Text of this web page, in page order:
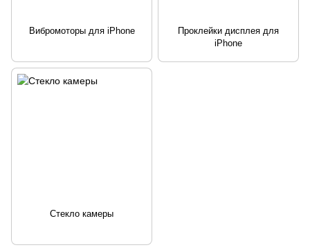
Вибромоторы для iPhone
Проклейки дисплея для
iPhone
Стекло камеры